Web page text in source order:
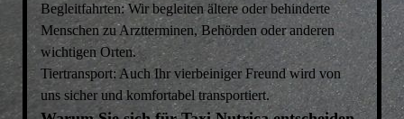
Begleitfahrten: Wir begleiten ältere oder behinderte
Menschen zu Arztterminen, Behörden oder anderen
wichtigen Orten.
Tiertransport: Auch Ihr vierbeiniger Freund wird von
uns sicher und komfortabel transportiert.